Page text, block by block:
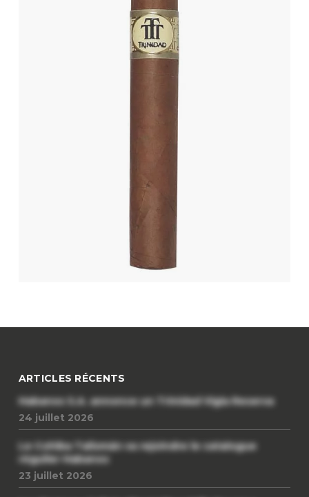
ARTICLES RÉCENTS
Habanos S.A. annonce un Trinidad Vigia Reserva
24 juillet 2026
Le Cohiba Talismán va rejoindre le catalogue
régulier Habanos
23 juillet 2026